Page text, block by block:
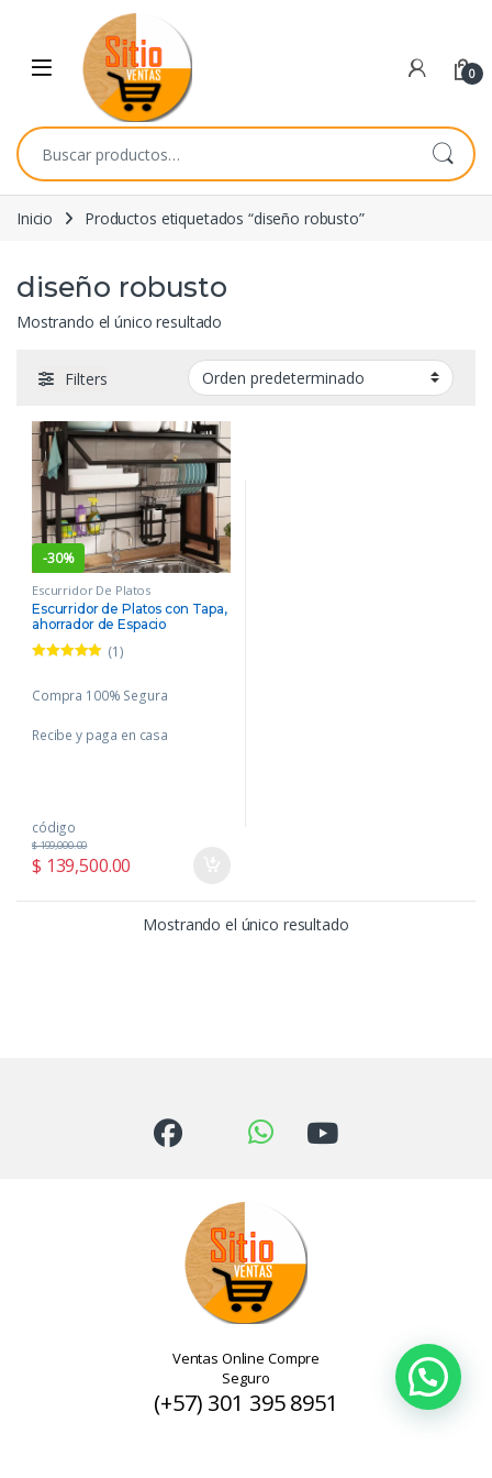
Skip to navigation
0
Buscar por:
Inicio Productos etiquetados “diseño robusto”
diseño robusto
Mostrando el único resultado
Filters
-30%
Escurridor De Platos
Escurridor de Platos con Tapa,
ahorrador de Espacio
(1)
Compra 100% Segura
Recibe y paga en casa
código
$ 139,500.00
$199,000.00
Mostrando el único resultado
Ventas Online Compre
Seguro
(+57) 301 395 8951